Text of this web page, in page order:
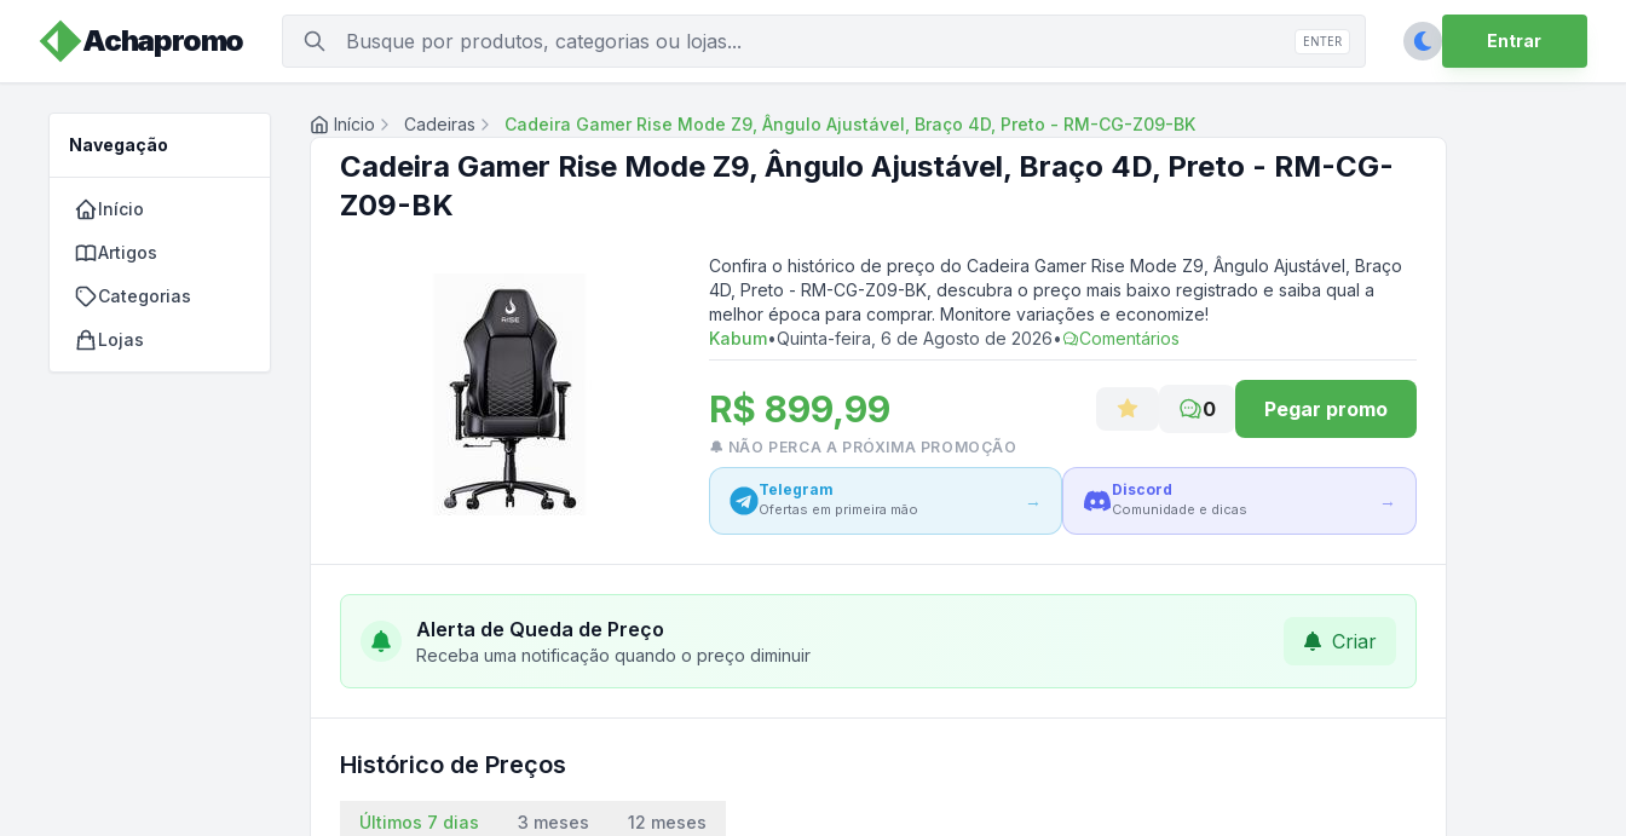
Achapromo ENTER Entrar
Navegação
Início
Artigos
Categorias
Lojas
Início Cadeiras Cadeira Gamer Rise Mode Z9, Ângulo Ajustável, Braço 4D, Preto - RM-CG-Z09-BK
Cadeira Gamer Rise Mode Z9, Ângulo Ajustável, Braço 4D, Preto - RM-CG-
Z09-BK
Confira o histórico de preço do Cadeira Gamer Rise Mode Z9, Ângulo Ajustável, Braço
4D, Preto - RM-CG-Z09-BK, descubra o preço mais baixo registrado e saiba qual a
melhor época para comprar. Monitore variações e economize!
Kabum•Quinta-feira, 6 de Agosto de 2026• Comentários
R$ 899,99 0 Pegar promo
🔔 NÃO PERCA A PRÓXIMA PROMOÇÃO
Telegram
Ofertas em primeira mão →
Discord
Comunidade e dicas →
Alerta de Queda de Preço
Receba uma notificação quando o preço diminuir
Criar
Histórico de Preços
Últimos 7 dias 3 meses 12 meses